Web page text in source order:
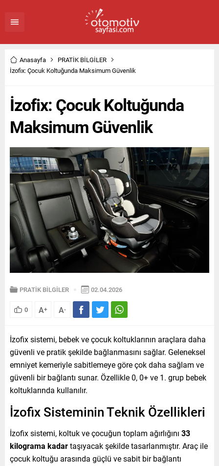
Anasayfa
PRATİK BİLGİLER
İzofix: Çocuk Koltuğunda Maksimum Güvenlik
İzofix: Çocuk Koltuğunda
Maksimum Güvenlik
PRATİK BİLGİLER 02.04.2026
0 A+ A-
İzofix sistemi, bebek ve çocuk koltuklarının araçlara daha
güvenli ve pratik şekilde bağlanmasını sağlar. Geleneksel
emniyet kemeriyle sabitlemeye göre çok daha sağlam ve
güvenli bir bağlantı sunar. Özellikle 0, 0+ ve 1. grup bebek
koltuklarında kullanılır.
İzofix Sisteminin Teknik Özellikleri
İzofix sistemi, koltuk ve çocuğun toplam ağırlığını 33
kilograma kadartaşıyacak şekilde tasarlanmıştır. Araç ile
çocuk koltuğu arasında güçlü ve sabit bir bağlantı